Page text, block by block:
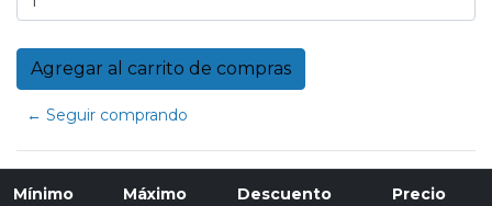
← Seguir comprando
Mínimo Máximo Descuento Precio